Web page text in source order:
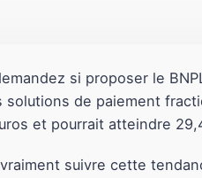
si proposer le
solutions de paiement
et pourrait atteindre
suivre cette